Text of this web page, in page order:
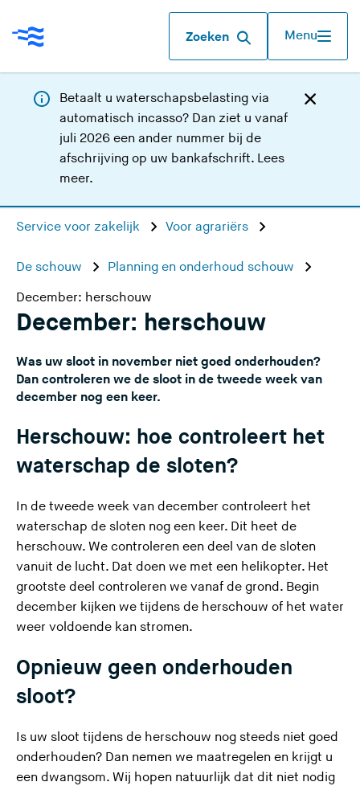
Zoeken Menu
Betaalt u waterschapsbelasting via
automatisch incasso? Dan ziet u vanaf
juli 2026 een ander nummer bij de
afschrijving op uw bankafschrift. Lees
meer.
Service voor zakelijk Voor agrariërs
De schouw
Planning en onderhoud schouw
December: herschouw
December: herschouw
Was uw sloot in november niet goed onderhouden?
Dan controleren we de sloot in de tweede week van
december nog een keer.
Herschouw: hoe controleert het
waterschap de sloten?
In de tweede week van december controleert het
waterschap de sloten nog een keer. Dit heet de
herschouw. We controleren een deel van de sloten
vanuit de lucht. Dat doen we met een helikopter. Het
grootste deel controleren we vanaf de grond. Begin
december kijken we tijdens de herschouw of het water
weer voldoende kan stromen.
Opnieuw geen onderhouden
sloot?
Is uw sloot tijdens de herschouw nog steeds niet goed
onderhouden? Dan nemen we maatregelen en krijgt u
een dwangsom. Wij hopen natuurlijk dat dit niet nodig